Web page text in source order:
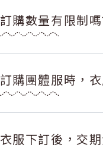
訂購數量有限制嗎
訂購團體服時，
衣服下訂後，交